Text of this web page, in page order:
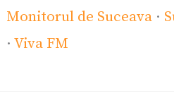
Monitorul de Suceava ·
·Viva FM